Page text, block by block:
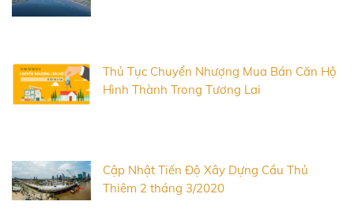
Thủ Tục Chuyển Nhượng Mua Bán Căn Hộ
Hình Thành Trong Tương Lai
Cập Nhật Tiến Độ Xây Dựng Cầu Thủ
Thiêm 2 tháng 3/2020